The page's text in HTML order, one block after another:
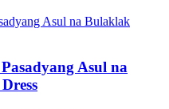
Asul na